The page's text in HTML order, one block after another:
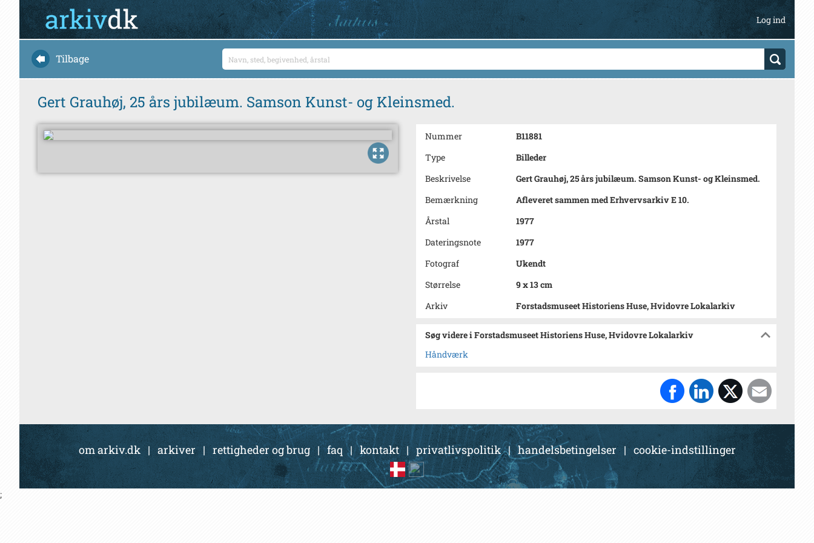
Log ind
Tilbage
Gert Grauhøj, 25 års jubilæum. Samson Kunst- og Kleinsmed.
Nummer
B11881
Type
Billeder
Beskrivelse
Gert Grauhøj, 25 års jubilæum. Samson Kunst- og Kleinsmed.
Bemærkning
Afleveret sammen med Erhvervsarkiv E 10.
Årstal
1977
Dateringsnote
1977
Fotograf
Ukendt
Størrelse
9 x 13 cm
Arkiv
Forstadsmuseet Historiens Huse, Hvidovre Lokalarkiv
Søg videre i Forstadsmuseet Historiens Huse, Hvidovre Lokalarkiv
Håndværk
om arkiv.dk | arkiver| rettigheder og brug|faq |kontakt| privatlivspolitik|handelsbetingelser | cookie-indstillinger
;